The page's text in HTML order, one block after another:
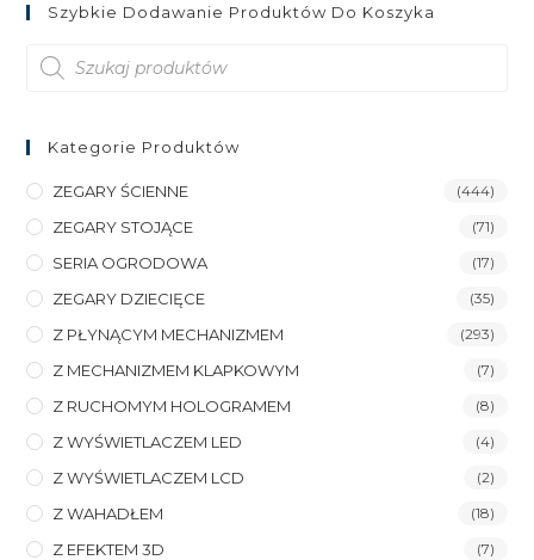
Szybkie Dodawanie Produktów Do Koszyka
produktów
Kategorie Produktów
ZEGARY ŚCIENNE (444)
ZEGARY STOJĄCE (71)
SERIA OGRODOWA (17)
ZEGARY DZIECIĘCE (35)
Z PŁYNĄCYM MECHANIZMEM (293)
Z MECHANIZMEM KLAPKOWYM (7)
Z RUCHOMYM HOLOGRAMEM (8)
Z WYŚWIETLACZEM LED (4)
Z WYŚWIETLACZEM LCD (2)
Z WAHADŁEM (18)
Z EFEKTEM 3D (7)